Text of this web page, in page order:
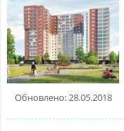
Обновлено: 28.05.2018